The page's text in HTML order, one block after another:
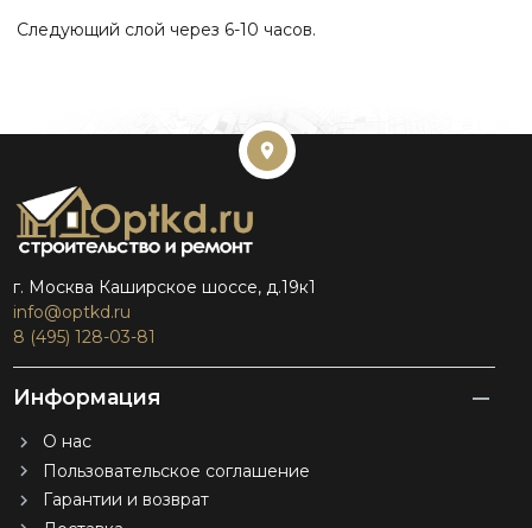
Следующий слой через 6-10 часов.
г. Москва Каширское шоссе, д.19к1
info@optkd.ru
8 (495) 128-03-81
Информация
О нас
Пользовательское соглашение
Гарантии и возврат